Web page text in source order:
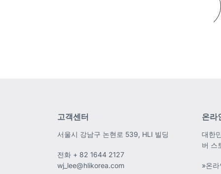
고객센터
서울시 강남구 논현로 539, HLI 빌딩
전화 + 82 1644 2127
wj_lee@hlikorea.com
온라
대한
버 스
»온